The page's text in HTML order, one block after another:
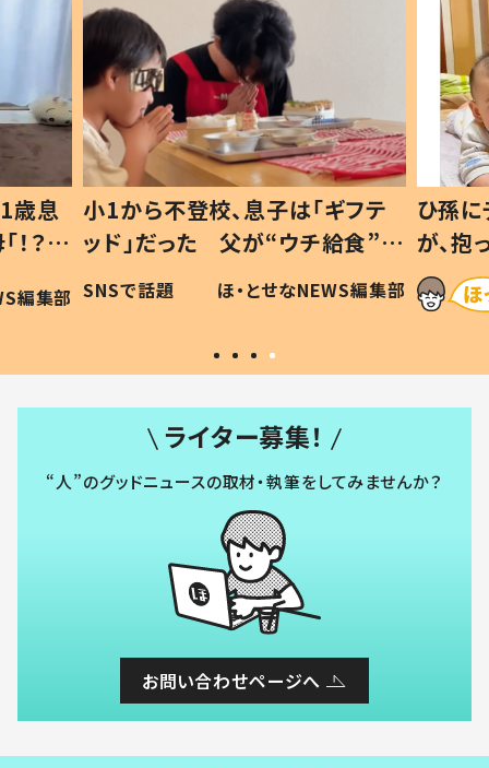
歳息
？」
編集部
小1から不登校、息子は「ギフテ
ッド」だった 父が“ウチ給食”を
作り続ける理由とは #令和の親
#令和の子
SNSで話題 ほ・とせなNEWS編集部
ひ孫
が、
「涙が
い」
ライター募集！
“人”のグッドニュースの取材・執筆をしてみませんか？
お問い合わせページへ